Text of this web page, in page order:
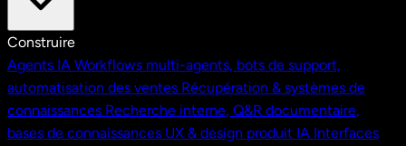
Construire
Agents IA Workflows multi-agents, bots de support,
automatisation des ventes Récupération & systèmes de
connaissances Recherche interne, Q&R documentaire,
bases de connaissances UX & design produit IA Interfaces